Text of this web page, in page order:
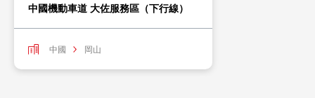
中國機動車道 大佐服務區（下行線）
中國 岡山